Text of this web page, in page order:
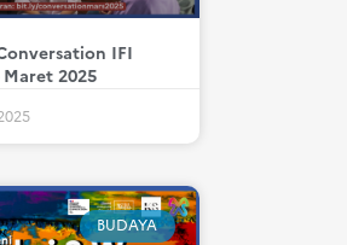
IFI
2025
BUDAYA